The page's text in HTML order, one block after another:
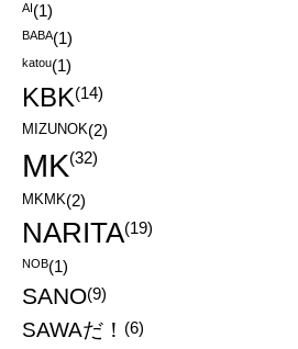
AI(1)
BABA(1)
katou(1)
KBK(14)
MIZUNOK(2)
MK(32)
MKMK(2)
NARITA(19)
NOB(1)
SANO(9)
SAWAだ！ (6)